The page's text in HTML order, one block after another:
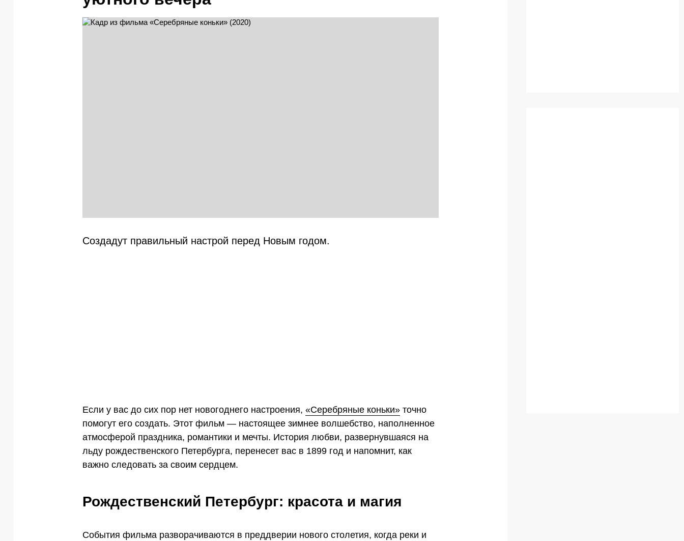
Создадут правильный настрой перед Новым годом.
Если у вас до сих пор нет новогоднего настроения, «Серебряные коньки» точно
помогут его создать. Этот фильм — настоящее зимнее волшебство, наполненное
атмосферой праздника, романтики и мечты. История любви, развернувшаяся на
льду рождественского Петербурга, перенесет вас в 1899 год и напомнит, как
важно следовать за своим сердцем.
Рождественский Петербург: красота и магия
События фильма разворачиваются в преддверии нового столетия, когда реки и